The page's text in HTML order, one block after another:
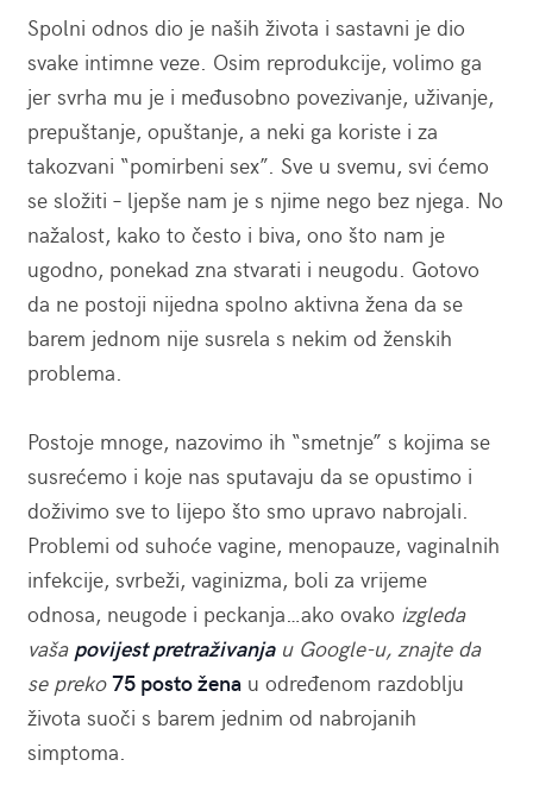
Spolni odnos dio je naših života i sastavni je dio
svake intimne veze. Osim reprodukcije, volimo ga
jer svrha mu je i međusobno povezivanje, uživanje,
prepuštanje, opuštanje, a neki ga koriste i za
takozvani “pomirbeni sex”. Sve u svemu, svi ćemo
se složiti – ljepše nam je s njime nego bez njega. No
nažalost, kako to često i biva, ono što nam je
ugodno, ponekad zna stvarati i neugodu. Gotovo
da ne postoji nijedna spolno aktivna žena da se
barem jednom nije susrela s nekim od ženskih
problema.
Postoje mnoge, nazovimo ih “smetnje” s kojima se
susrećemo i koje nas sputavaju da se opustimo i
doživimo sve to lijepo što smo upravo nabrojali.
Problemi od suhoće vagine, menopauze, vaginalnih
infekcije, svrbeži, vaginizma, boli za vrijeme
odnosa, neugode i peckanja…ako ovako izgleda
vaša povijest pretraživanjau Google-u, znajte da
se preko 75 posto ženau određenom razdoblju
života suoči s barem jednim od nabrojanih
simptoma.